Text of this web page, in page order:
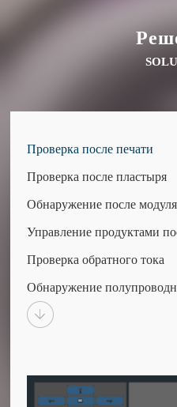
Проверка после печати
Проверка после пластыря
Обнаружение после модуля
Управление продуктами
Проверка обратного тока
Обнаружение